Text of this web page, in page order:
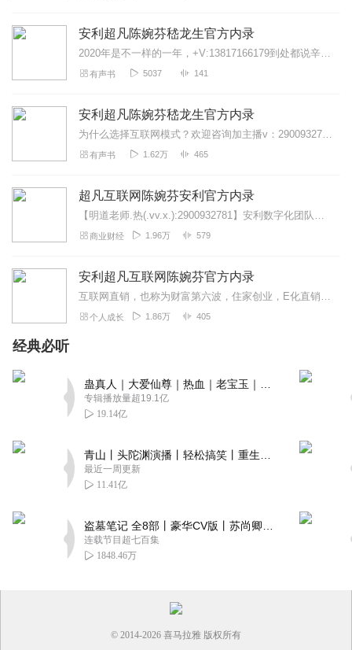
安利超凡陈婉芬嵇龙生官方内录
2020年是不一样的一年，+V:13817166179到处都说辛辛苦苦几十年，一夜回到解放前，你呢？马云说2020是最好的一年，也是最差的一年！...
有声书 5037 141
安利超凡陈婉芬嵇龙生官方内录
为什么选择互联网模式？欢迎咨询加主播v：2900932781明道教练，不用东奔西跑，手机电脑学习运作，零开支，高效率，人脉无限，开发的是全国市场，加上系统超前...
有声书 1.62万 465
超凡互联网陈婉芬安利官方内录
【明道老师.热(.vv.x.):2900932781】安利数字化团队自2015年成功转型以来，因方便快捷的运作模式，以及完善的四级辅导系...
商业财经 1.96万 579
安利超凡互联网陈婉芬官方内录
互联网直销，也称为财富第六波，住家创业，E化直销等多种叫法，然而全世界到目前为止，没有一家直销公司，利用互联网运作真正意义上成功过，甚至很多的领导人带着团队触...
个人成长 1.86万 405
经典必听
专辑播放量超19.1亿
19.14亿
最近一周更新
11.41亿
连载节目超七百集
1848.46万
© 2014-2026 喜马拉雅 版权所有